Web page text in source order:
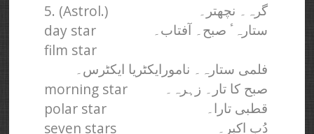
5. (Astrol.) گرہ۔ نچھتر۔
day star ستارہٴ صبح۔ آفتاب۔
film star
فلمی ستارہ۔ نامورایکٹریا ایکٹرس۔
morning star صبح کا تار۔ زہرہ۔
polar star قطبی تارا۔
seven stars دُب اکبر۔